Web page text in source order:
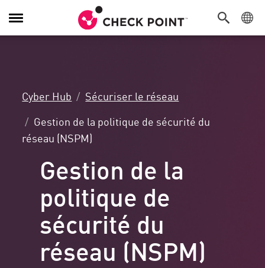
Navigation
dans
Cyber Hub
Sécuriser le réseau
Gestion de la politique de sécurité du
réseau (NSPM)
Gestion de la
politique de
sécurité du
réseau (NSPM)